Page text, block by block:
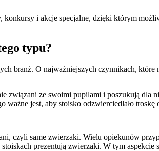
konkursy i akcje specjalne, dzięki którym
typu?
branż. O najważniejszych czynnikach, które
związani ze swoimi pupilami i poszukują dla
jest, aby stoisko odzwierciedlało troskę
czyli same zwierzaki. Wielu opiekunów
prezentują zwierzaki. W tym